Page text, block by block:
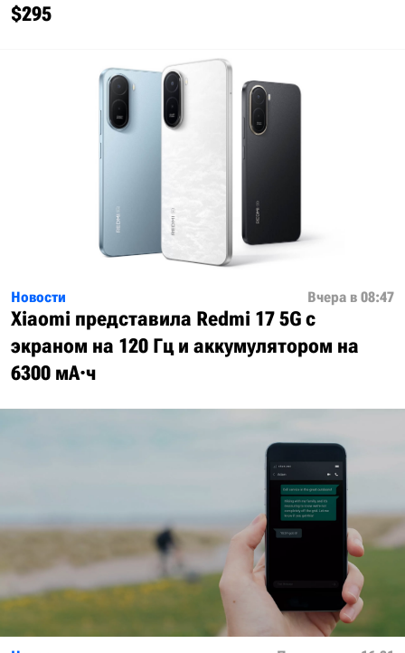
$295
Новости Вчера в 08:47
Xiaomi представила Redmi 17 5G с
экраном на 120 Гц и аккумулятором на
6300 мА·ч